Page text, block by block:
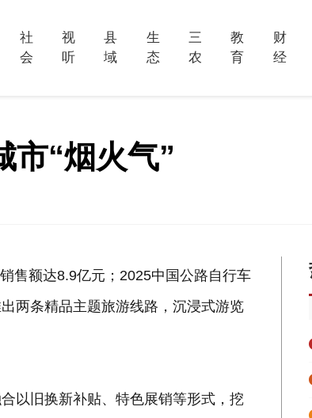
社
会
视
听
县
域
生
态
三
农
教
育
财
经
市“烟火气”
售额达8.9亿元；2025中国公路自行车
两条精品主题旅游线路，沉浸式游览
以旧换新补贴、特色展销等形式，挖